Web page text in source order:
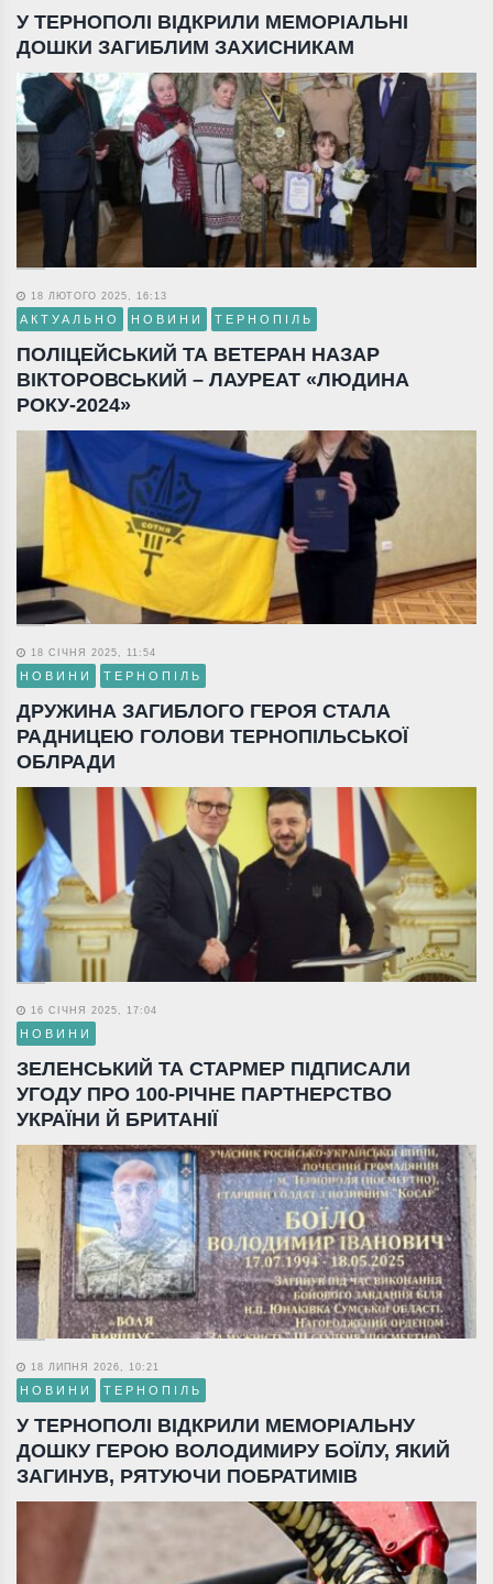
У ТЕРНОПОЛІ ВІДКРИЛИ МЕМОРІАЛЬНІ
ДОШКИ ЗАГИБЛИМ ЗАХИСНИКАМ
18 ЛЮТОГО 2025, 16:13
АКТУАЛЬНО НОВИНИ ТЕРНОПІЛЬ
ПОЛІЦЕЙСЬКИЙ ТА ВЕТЕРАН НАЗАР
ВІКТОРОВСЬКИЙ – ЛАУРЕАТ «ЛЮДИНА
РОКУ-2024»
18 СІЧНЯ 2025, 11:54
НОВИНИ ТЕРНОПІЛЬ
ДРУЖИНА ЗАГИБЛОГО ГЕРОЯ СТАЛА
РАДНИЦЕЮ ГОЛОВИ ТЕРНОПІЛЬСЬКОЇ
ОБЛРАДИ
16 СІЧНЯ 2025, 17:04
НОВИНИ
ЗЕЛЕНСЬКИЙ ТА СТАРМЕР ПІДПИСАЛИ
УГОДУ ПРО 100-РІЧНЕ ПАРТНЕРСТВО
УКРАЇНИ Й БРИТАНІЇ
18 ЛИПНЯ 2026, 10:21
НОВИНИ ТЕРНОПІЛЬ
У ТЕРНОПОЛІ ВІДКРИЛИ МЕМОРІАЛЬНУ
ДОШКУ ГЕРОЮ ВОЛОДИМИРУ БОЇЛУ, ЯКИЙ
ЗАГИНУВ, РЯТУЮЧИ ПОБРАТИМІВ